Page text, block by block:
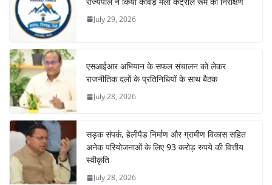
July 29, 2026
एसआईआर अभियान के सफल संचालन को लेकर
राजनीतिक दलों के प्रतिनिधियों के साथ बैठक
July 28, 2026
सड़क संपर्क, हेलीपैड निर्माण और ग्रामीण विकास सहित
अनेक परियोजनाओं के लिए 93 करोड़ रुपये की वित्तीय
स्वीकृति
July 28, 2026